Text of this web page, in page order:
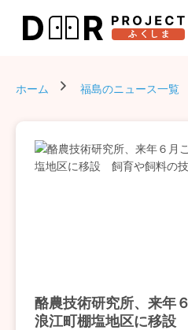
ホーム 福島のニュース一覧
酪農技術研究所、来年
浪江町棚塩地区に移設